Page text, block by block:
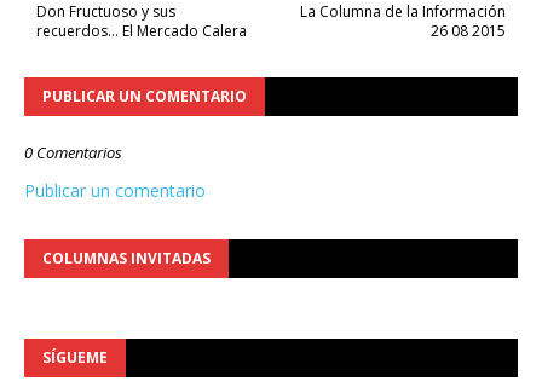
La Columna de la Información
26 08 2015
Don Fructuoso y sus
recuerdos... El Mercado Calera
PUBLICAR UN COMENTARIO
0 Comentarios
Publicar un comentario
COLUMNAS INVITADAS
SÍGUEME